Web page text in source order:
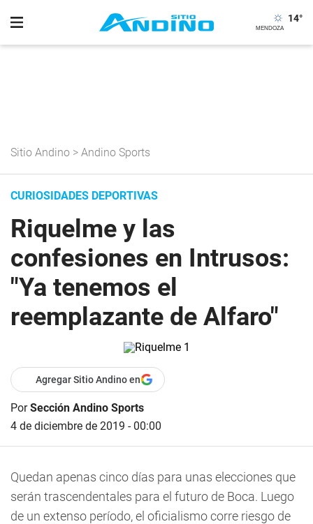
14°
Sitio Andino > Andino Sports
CURIOSIDADES DEPORTIVAS
Riquelme y las
confesiones en Intrusos:
"Ya tenemos el
reemplazante de Alfaro"
Agregar Sitio Andino en
PorSección Andino Sports
4 de diciembre de 2019 - 00:00
Quedan apenas cinco días para unas elecciones que
serán trascendentales para el futuro de Boca. Luego
de un extenso período, el oficialismo corre riesgo de